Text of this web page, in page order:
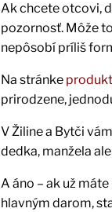
Ak chcete otcovi,
pozornosť. Môže
nepôsobí príliš
Na stránke
prirodzene,
V Žiline a Bytči
dedka, manžela
A áno – ak už
hlavným darom,